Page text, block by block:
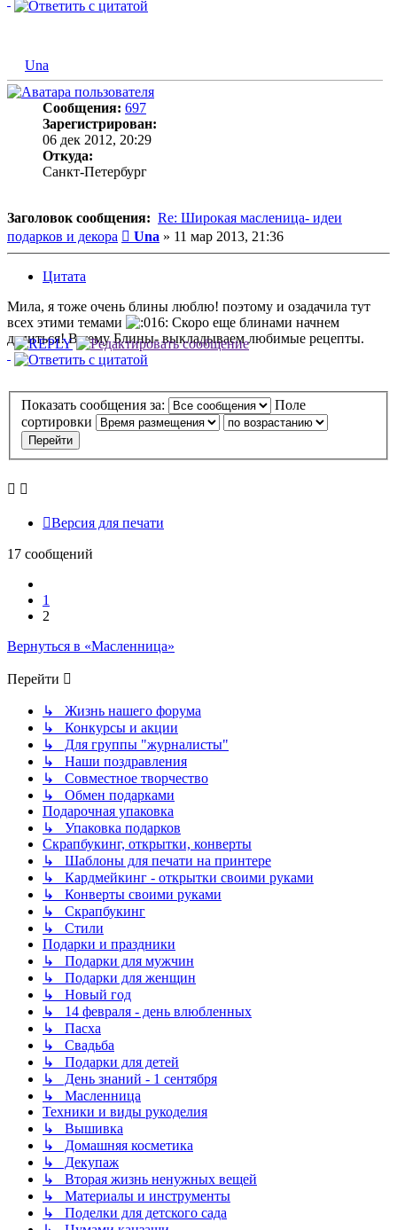
Una
Сообщения: 697
Зарегистрирован:
06 дек 2012, 20:29
Откуда:
Санкт-Петербург
Заголовок сообщения: Re: Широкая масленица- идеи
подарков и декора
Сообщение
Una » 11 мар 2013, 21:36
Цитата
Мила, я тоже очень блины люблю! поэтому и озадачила тут
всех этими темами
Скоро еще блинами начнем
делиться! В тему Блины- выкладываем любимые рецепты.
Показать сообщения за:
Поле
сортировки
Версия для печати
17 сообщений
1
2
Вернуться в «Масленница»
Перейти
↳ Жизнь нашего форума
↳ Конкурсы и акции
↳ Для группы "журналисты"
↳ Наши поздравления
↳ Совместное творчество
↳ Обмен подарками
Подарочная упаковка
↳ Упаковка подарков
Скрапбукинг, открытки, конверты
↳ Шаблоны для печати на принтере
↳ Кардмейкинг - открытки своими руками
↳ Конверты своими руками
↳ Скрапбукинг
↳ Стили
Подарки и праздники
↳ Подарки для мужчин
↳ Подарки для женщин
↳ Новый год
↳ 14 февраля - день влюбленных
↳ Пасха
↳ Свадьба
↳ Подарки для детей
↳ День знаний - 1 сентября
↳ Масленница
Техники и виды рукоделия
↳ Вышивка
↳ Домашняя косметика
↳ Декупаж
↳ Вторая жизнь ненужных вещей
↳ Материалы и инструменты
↳ Поделки для детского сада